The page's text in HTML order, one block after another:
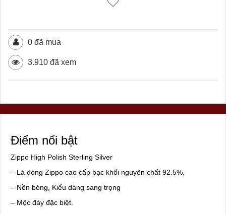
0 đã mua
3.910 đã xem
Điểm nổi bật
Zippo High Polish Sterling Silver
– Là dòng Zippo cao cấp bạc khối nguyên chất 92.5%.
– Nền bóng, Kiểu dáng sang trọng
– Mộc đáy đặc biệt.